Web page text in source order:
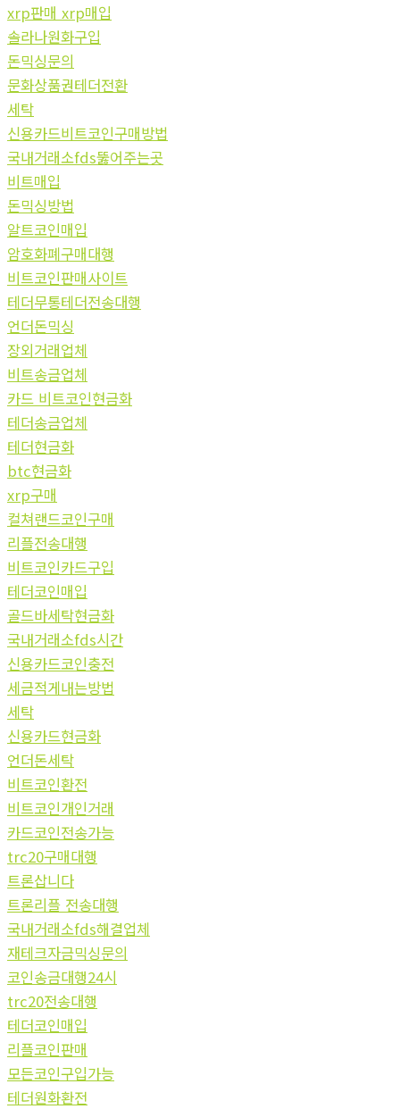
xrp판매 xrp매입
솔라나원화구입
돈믹싱문의
문화상품권테더전환
세탁
신용카드비트코인구매방법
국내거래소fds뚫어주는곳
비트매입
돈믹싱방법
알트코인매입
암호화폐구매대행
비트코인판매사이트
테더무통테더전송대행
언더돈믹싱
장외거래업체
비트송금업체
카드 비트코인현금화
테더송금업체
테더현금화
btc현금화
xrp구매
컬쳐랜드코인구매
리플전송대행
비트코인카드구입
테더코인매입
골드바세탁현금화
국내거래소fds시간
신용카드코인충전
세금적게내는방법
세탁
신용카드현금화
언더돈세탁
비트코인환전
비트코인개인거래
카드코인전송가능
trc20구매대행
트론삽니다
트론리플 전송대행
국내거래소fds해결업체
재테크자금믹싱문의
코인송금대행24시
trc20전송대행
테더코인매입
리플코인판매
모든코인구입가능
테더원화환전